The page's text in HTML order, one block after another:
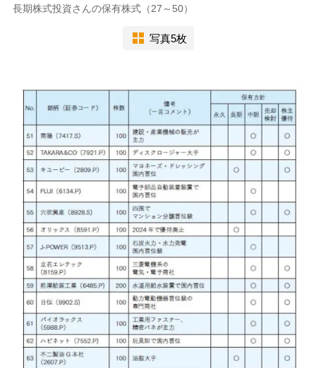
長期株式投資さんの保有株式（27～50）
写真5枚